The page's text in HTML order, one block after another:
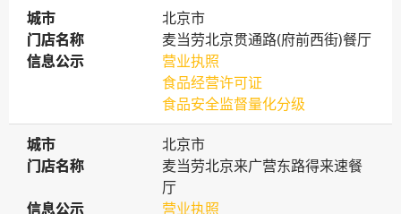
城市
城市
北京市
门店名称
门店名称
麦当劳北京贯通路(府前西街)餐厅
信息公示
信息公示
营业执照
食品经营许可证
食品安全监督量化分级
城市
城市
北京市
门店名称
门店名称
麦当劳北京来广营东路得来速餐
厅
信息公示
信息公示
营业执照